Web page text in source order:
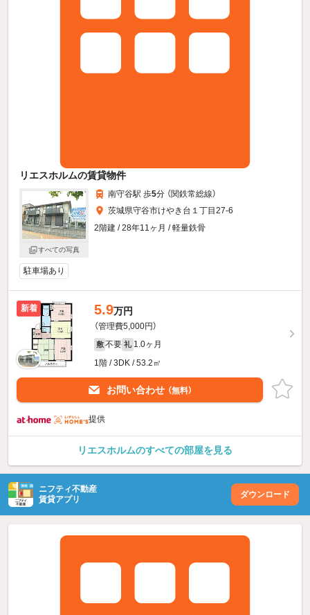
リエスホルムの賃貸物件
すべての写真
南守谷駅 歩5分 （関鉄常総線）
茨城県守谷市けやき台１丁目27-6
2階建 / 28年11ヶ月 / 軽量鉄骨
駐車場あり
新着 5.9万円
（管理費5,000円）
敷 不要 礼 1.0ヶ月
1階 / 3DK / 53.2㎡
お問い合わせ （無料）
提供
リエスホルムのすべての部屋を見る
ニフティ不動産
賃貸アプリ
ダウンロード